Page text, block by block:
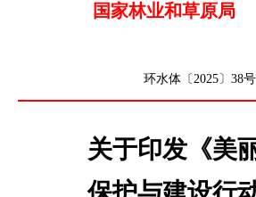
国家林业和草原局
环水体〔2025〕38号
关于印发《美